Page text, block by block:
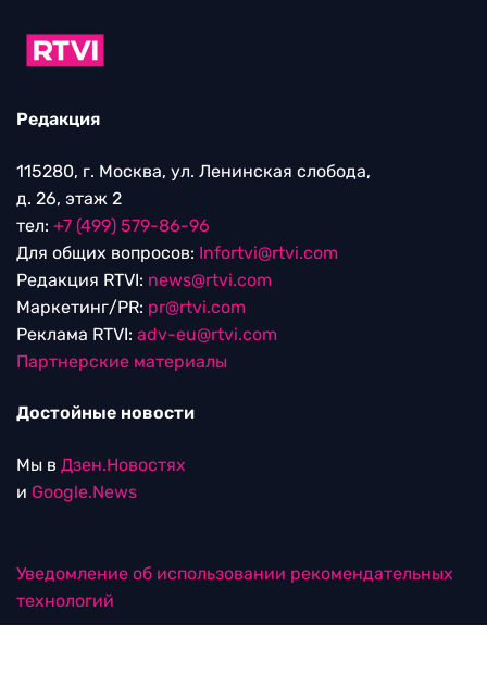
Редакция
115280, г. Москва, ул. Ленинская слобода,
д. 26, этаж 2
тел: +7 (499) 579-86-96
Для общих вопросов: Infortvi@rtvi.com
Редакция RTVI: news@rtvi.com
Маркетинг/PR: pr@rtvi.com
Реклама RTVI: adv-eu@rtvi.com
Партнерские материалы
Достойные новости
Мы в Дзен.Новостях
и Google.News
Уведомление об использовании рекомендательных
технологий